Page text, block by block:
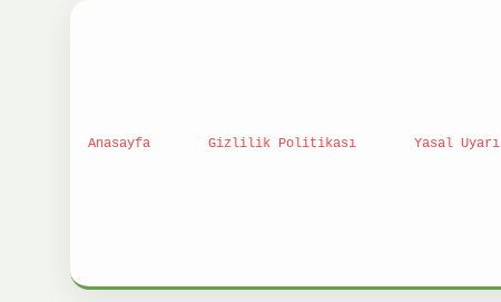
Anasayfa Gizlilik Politikası Yasal Uyarı